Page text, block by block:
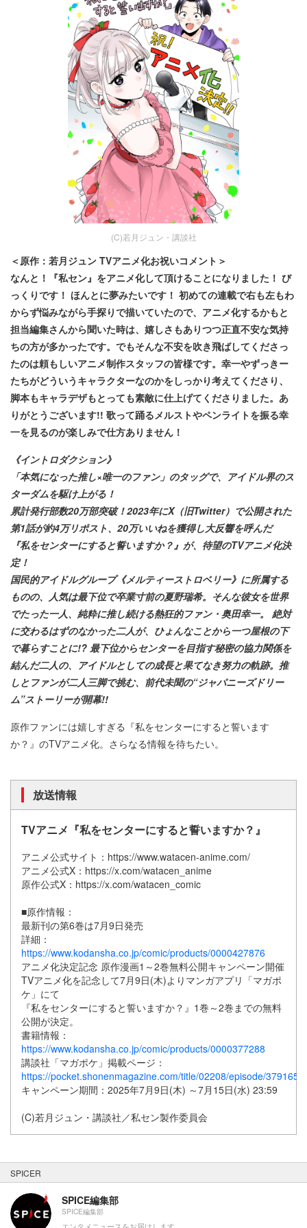
(C)若月ジュン・講談社
＜原作：若月ジュン TVアニメ化お祝いコメント＞
なんと！『私セン』をアニメ化して頂けることになりました！ び
っくりです！ ほんとに夢みたいです！ 初めての連載で右も左もわ
からず悩みながら手探りで描いていたので、アニメ化するかもと
担当編集さんから聞いた時は、嬉しさもありつつ正直不安な気持
ちの方が多かったです。でもそんな不安を吹き飛ばしてくださっ
たのは頼もしいアニメ制作スタッフの皆様です。幸一やずっきー
たちがどういうキャラクターなのかをしっかり考えてくださり、
脚本もキャラデザもとっても素敵に仕上げてくださりました。あ
りがとうございます!! 歌って踊るメルストやペンライトを振る幸
一を見るのが楽しみで仕方ありません！
《イントロダクション》
「本気になった推し×唯一のファン」のタッグで、アイドル界のス
ターダムを駆け上がる！
累計発行部数20万部突破！2023年にX（旧Twitter）で公開された
第1話が約4万リポスト、20万いいねを獲得し大反響を呼んだ
『私をセンターにすると誓いますか？』が、待望のTVアニメ化決
定！
国民的アイドルグループ《メルティーストロベリー》に所属する
ものの、人気は最下位で卒業寸前の夏野瑞希。そんな彼女を世界
でたった一人、純粋に推し続ける熱狂的ファン・奥田幸一。 絶対
に交わるはずのなかった二人が、ひょんなことから一つ屋根の下
で暮らすことに!? 最下位からセンターを目指す秘密の協力関係を
結んだ二人の、アイドルとしての成長と果てなき努力の軌跡。推
しとファンが二人三脚で挑む、前代未聞の“ジャパニーズドリー
ム”ストーリーが開幕!!
原作ファンには嬉しすぎる『私をセンターにすると誓います
か？』のTVアニメ化。さらなる情報を待ちたい。
放送情報
TVアニメ『私をセンターにすると誓いますか？』
アニメ公式サイト：https://www.watacen-anime.com/
アニメ公式X：https://x.com/watacen_anime
原作公式X：https://x.com/watacen_comic
■原作情報：
最新刊の第6巻は7月9日発売
詳細：
https://www.kodansha.co.jp/comic/products/0000427876
アニメ化決定記念 原作漫画1～2巻無料公開キャンペーン開催
TVアニメ化を記念して7月9日(木)よりマンガアプリ「マガポ
ケ」にて
『私をセンターにすると誓いますか？』1巻～2巻までの無料
公開が決定。
書籍情報：
https://www.kodansha.co.jp/comic/products/0000377288
講談社「マガポケ」掲載ページ：
https://pocket.shonenmagazine.com/title/02208/episode/379165
キャンペーン期間：2025年7月9日(木) ～7月15日(水) 23:59
(C)若月ジュン・講談社／私セン製作委員会
SPICER
SPICE編集部
SPICE編集部
エンタメニュースをお届けします。